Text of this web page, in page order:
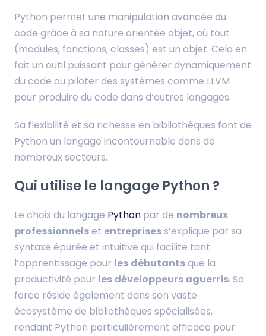
Python permet une manipulation avancée du
code grâce à sa nature orientée objet, où tout
(modules, fonctions, classes) est un objet. Cela en
fait un outil puissant pour générer dynamiquement
du code ou piloter des systèmes comme LLVM
pour produire du code dans d’autres langages.
Sa flexibilité et sa richesse en bibliothèques font de
Python un langage incontournable dans de
nombreux secteurs.
Qui utilise le langage Python ?
Le choix du langage Python par de nombreux
professionnelset entreprisess’explique par sa
syntaxe épurée et intuitive qui facilite tant
l’apprentissage pour les débutantsque la
productivité pour les développeurs aguerris. Sa
force réside également dans son vaste
écosystème de bibliothèques spécialisées,
rendant Python particulièrement efficace pour